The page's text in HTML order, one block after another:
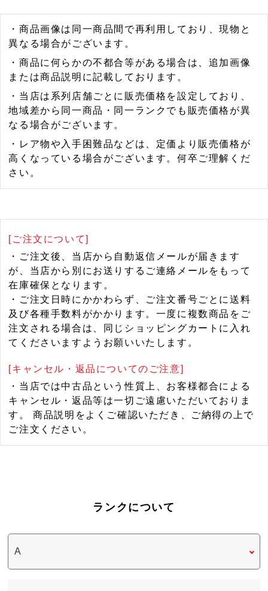
・商品画像は同一商品間で再利用しており、現物と
異なる場合がございます。
・商品に何らかの不都合等がある場合は、追加画像
または商品説明に記載しております。
・当店は系列店舗ごとに販売価格を設定しており、
地域差から同一商品・同一ランクでも販売価格が異
なる場合がございます。
・レア物や入手困難品などは、定価より販売価格が
高くなっている場合がございます。何卒ご理解くだ
さい。
[ご注文について]
・ご注文後、当店から自動返信メールが届きます
が、当店から別にお送りするご連絡メールをもって
在庫確保となります。
・ご注文日時にかかわらず、ご注文番号ごとに送料
及び各種手数料がかかります。一度に複数商品をご
注文される場合は、同じショッピングカートに入れ
てくださいますようお願いいたします。
[キャンセル・返品についてのご注意]
・当店では中古品という性質上、お客様都合による
キャンセル・返品等は一切ご遠慮いただいておりま
す。 商品説明をよくご確認いただき、ご納得の上で
ご注文ください。
ランクについて